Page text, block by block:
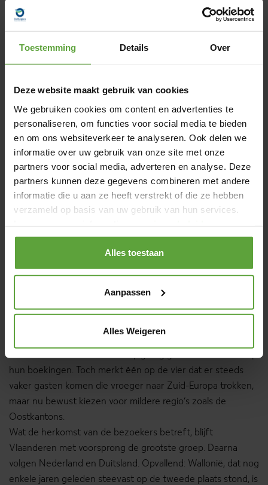
Toestemming Details Over
Deze website maakt gebruik van cookies
We gebruiken cookies om content en advertenties te
personaliseren, om functies voor social media te bieden
en om ons websiteverkeer te analyseren. Ook delen we
informatie over uw gebruik van onze site met onze
partners voor social media, adverteren en analyse. Deze
partners kunnen deze gegevens combineren met andere
informatie die u aan ze heeft verstrekt of die ze hebben
verzameld op basis van uw gebruik van hun services.
Alles toestaan
Aanpassen
Alles Weigeren
vakantiewoningen meer belang hechten aan hun eigen
Buiten beleven staat centraal
Uit de bevraging bij toeristische spelers blijkt dat wandelen
met stip dé favoriete bezigheid van hun gasten is. Ook
fietsen staat hoog op de lijst en volgt meteen na de
wandelroutes als tweede populairste activiteit. Bij hotel- en
terwijl bezoekers van vakantiehuizen en campings zich
vooral laten verleiden door culturele uitstapjes – van musea
absolute troeven zijn de rijke gastronomie, de unieke natuur
van de Hoge Venen en natuurlijk de Formule 1 in Spa-
Francorchamps, die elk jaar opnieuw voor volgeboekte
Nieuwe doelgroepen in zicht?
hun boekingen. Toch merkt één op de vier dat er steeds
vaker gasten komen die vroeger naar Zuid-Europa trokken,
maar nu bewust kiezen voor mildere regio’s zoals de
Oostkantons.
Wat de herkomst van de bezoekers betreft, blijft
Vlaanderen met voorsprong de grootste groep. Daarna
volgen Nederland en Duitsland. Opvallend: Wallonië, dat nog
enkele jaren geleden steevast op de tweede plaats stond, is